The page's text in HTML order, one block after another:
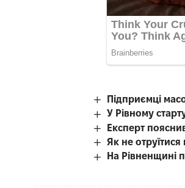
Підприємці
У Рівному
Експерт
Як не отруїтися
На Рівненщині